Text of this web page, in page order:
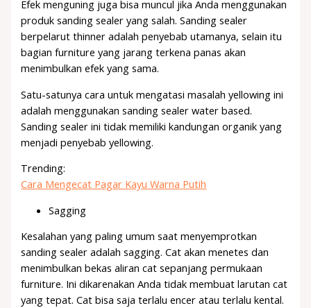
Efek menguning juga bisa muncul jika Anda menggunakan
produk sanding sealer yang salah. Sanding sealer
berpelarut thinner adalah penyebab utamanya, selain itu
bagian furniture yang jarang terkena panas akan
menimbulkan efek yang sama.
Satu-satunya cara untuk mengatasi masalah yellowing ini
adalah menggunakan sanding sealer water based.
Sanding sealer ini tidak memiliki kandungan organik yang
menjadi penyebab yellowing.
Trending:
Cara Mengecat Pagar Kayu Warna Putih
Sagging
Kesalahan yang paling umum saat menyemprotkan
sanding sealer adalah sagging. Cat akan menetes dan
menimbulkan bekas aliran cat sepanjang permukaan
furniture. Ini dikarenakan Anda tidak membuat larutan cat
yang tepat. Cat bisa saja terlalu encer atau terlalu kental.